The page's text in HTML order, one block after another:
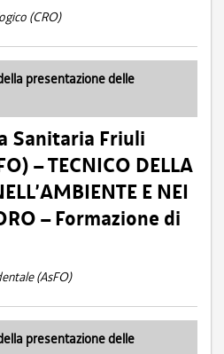
(CRO)
presentazione delle
Sanitaria Friuli
– TECNICO DELLA
E NEI
– Formazione di
(AsFO)
presentazione delle